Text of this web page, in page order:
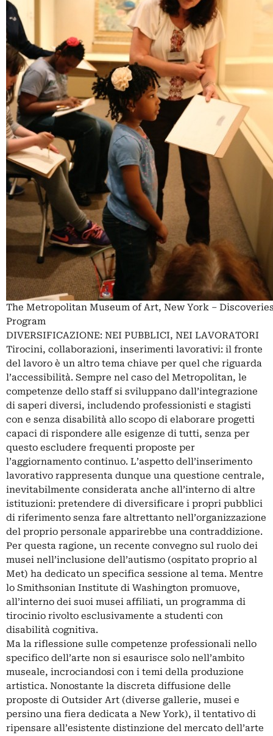
The Metropolitan Museum of Art, New York –
Program
DIVERSIFICAZIONE: NEI PUBBLICI, NEI LAVORATORI
Tirocini, collaborazioni, inserimenti lavorativi: il fronte
del lavoro è un altro tema chiave per quel che riguarda
l’accessibilità. Sempre nel caso del Metropolitan, le
competenze dello staff si sviluppano dall’integrazione
di saperi diversi, includendo professionisti e stagisti
con e senza disabilità allo scopo di elaborare progetti
capaci di rispondere alle esigenze di tutti, senza per
questo escludere frequenti proposte per
l’aggiornamento continuo. L’aspetto dell’inserimento
lavorativo rappresenta dunque una questione centrale,
inevitabilmente considerata anche all’interno di altre
istituzioni: pretendere di diversificare i propri pubblici
di riferimento senza fare altrettanto nell’organizzazione
del proprio personale apparirebbe una contraddizione.
Per questa ragione, un recente convegno sul ruolo dei
musei nell’inclusione dell’autismo (ospitato proprio al
Met) ha dedicato un specifica sessione al tema. Mentre
lo Smithsonian Institute di Washington promuove,
all’interno dei suoi musei affiliati, un programma di
tirocinio rivolto esclusivamente a studenti con
disabilità cognitiva.
Ma la riflessione sulle competenze professionali nello
specifico dell’arte non si esaurisce solo nell’ambito
museale, incrociandosi con i temi della produzione
artistica. Nonostante la discreta diffusione delle
proposte di Outsider Art (diverse gallerie, musei e
persino una fiera dedicata a New York), il tentativo di
ripensare all’esistente distinzione del mercato dell’arte